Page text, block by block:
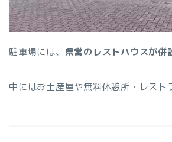
駐車場には、 県営のレストハウスが併
中にはお土産屋や無料休憩所・レスト